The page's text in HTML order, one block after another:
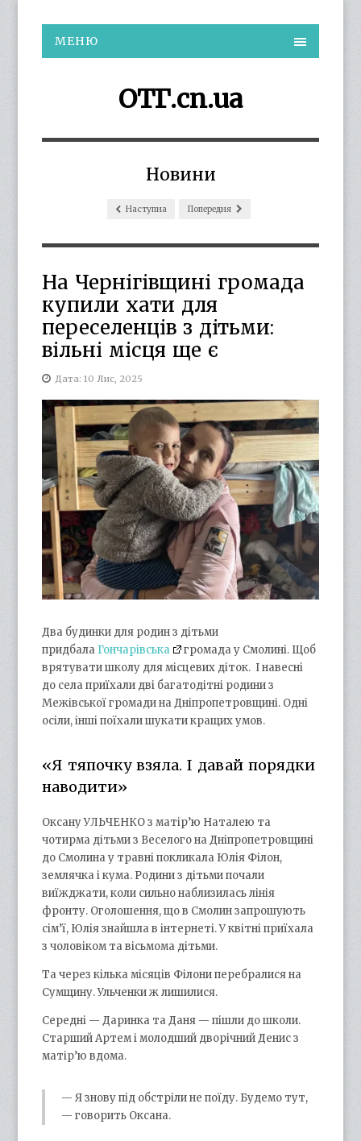
МЕНЮ
ОТГ.cn.ua
Новини
Наступна Попередня
На Чернігівщині громада
купили хати для
переселенців з дітьми:
вільні місця ще є
Дата: 10 Лис, 2025
Два будинки для родин з дітьми
придбалаГончарівська
громада у Смолині. Щоб
врятувати школу для місцевих діток. І навесні
до села приїхали дві багатодітні родини з
Межівської громади на Дніпропетровщині. Одні
осіли, інші поїхали шукати кращих умов.
«Я тяпочку взяла. І давай порядки
наводити»
Оксану УЛЬЧЕНКО з матір’ю Наталею та
чотирма дітьми з Веселого на Дніпропетровщині
до Смолина у травні покликала Юлія Філон,
землячка і кума. Родини з дітьми почали
виїжджати, коли сильно наблизилась лінія
фронту. Оголошення, що в Смолин запрошують
сім’ї, Юлія знайшла в інтернеті. У квітні приїхала
з чоловіком та вісьмома дітьми.
Та через кілька місяців Філони перебралися на
Сумщину. Ульченки ж лишилися.
Середні — Даринка та Даня — пішли до школи.
Старший Артем і молодший дворічний Денис з
матір’ю вдома.
— Я знову під обстріли не поїду. Будемо тут,
— говорить Оксана.